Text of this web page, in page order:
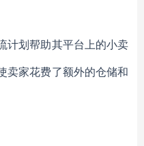
计划帮助其平台上的小卖
卖家花费了额外的仓储和